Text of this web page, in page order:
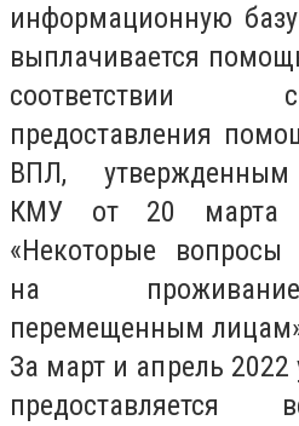
информационную
выплачивается
предоставления
ВПЛ, утвержденным
КМУ от 20
«Некоторые
на
перемещенным
За март и апрель
предоставляется